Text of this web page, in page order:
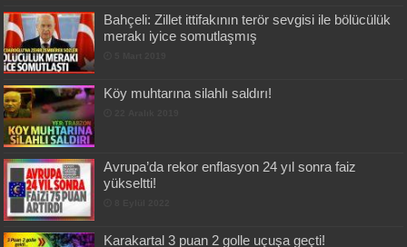
Bahçeli: Zillet ittifakının terör sevgisi ile bölücülük
merakı iyice somutlaşmış
Köy muhtarına silahlı saldırı!
Avrupa’da rekor enflasyon 24 yıl sonra faiz
yükseltti!
Karakartal 3 puan 2 golle uçuşa geçti!